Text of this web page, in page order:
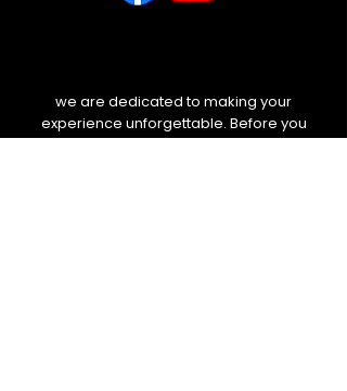
we are dedicated to making your
experience unforgettable. Before you
travel, please check your email and